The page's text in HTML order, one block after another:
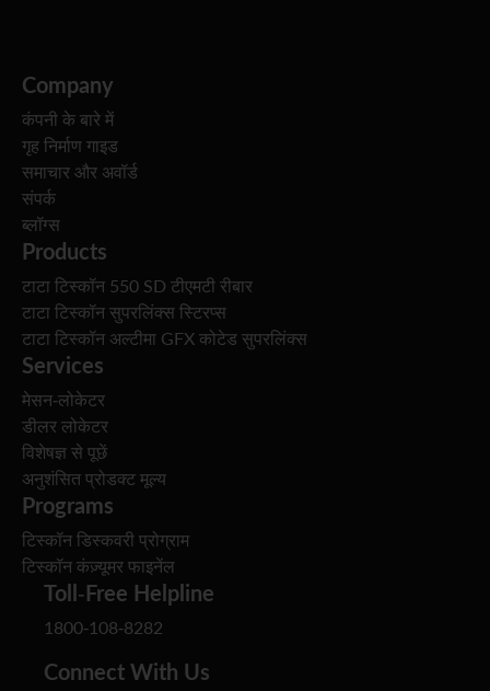
Company
कंपनी के बारे में
गृह निर्माण गाइड
समाचार और अवॉर्ड
संपर्क
ब्लॉग्स
Products
टाटा टिस्कॉन 550 SD टीएमटी रीबार
टाटा टिस्कॉन सुपरलिंक्स स्टिरप्स
टाटा टिस्कॉन अल्टीमा GFX कोटेड सुपरलिंक्स
Services
मेसन-लोकेटर
डीलर लोकेटर
विशेषज्ञ से पूछें
अनुशंसित प्रोडक्ट मूल्य
Programs
टिस्कॉन डिस्कवरी प्रोग्राम
टिस्कॉन कंज़्यूमर फाइनेंल
Toll-Free Helpline
1800-108-8282
Connect With Us